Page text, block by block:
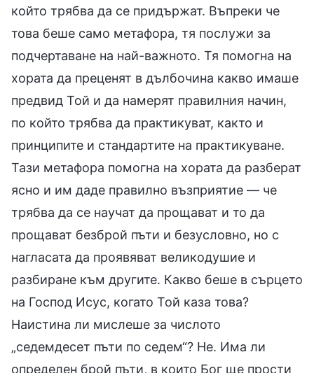
който трябва да се придържат. Въпреки че
това беше само метафора, тя послужи за
подчертаване на най-важното. Тя помогна на
хората да преценят в дълбочина какво имаше
предвид Той и да намерят правилния начин,
по който трябва да практикуват, както и
принципите и стандартите на практикуване.
Тази метафора помогна на хората да разберат
ясно и им даде правилно възприятие — че
трябва да се научат да прощават и то да
прощават безброй пъти и безусловно, но с
нагласата да проявяват великодушие и
разбиране към другите. Какво беше в сърцето
на Господ Исус, когато Той каза това?
Наистина ли мислеше за числото
„седемдесет пъти по седем“? Не. Има ли
определен брой пъти, в които Бог ще прости